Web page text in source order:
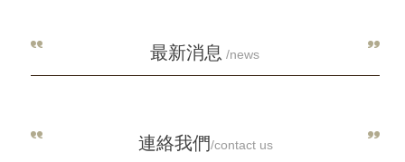
最新消息 /news
連絡我們/contact us